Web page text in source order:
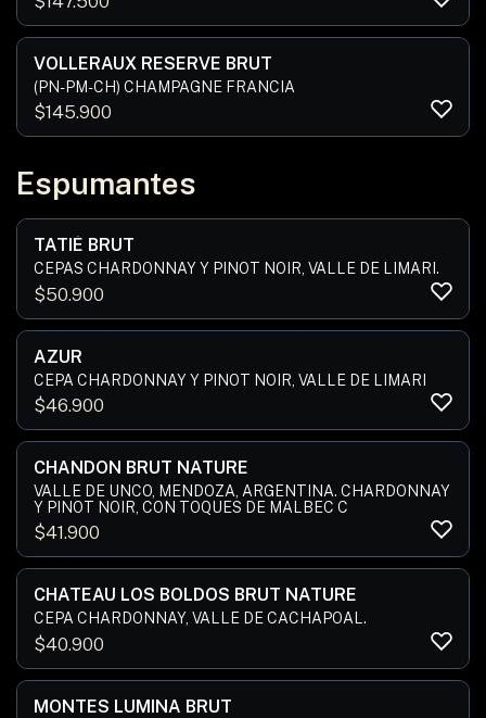
VOLLERAUX RESERVE BRUT
(PN-PM-CH) CHAMPAGNE FRANCIA
$145.900
Espumantes
TATIÉ BRUT
CEPAS CHARDONNAY Y PINOT NOIR, VALLE DE LIMARI.
$50.900
AZUR
CEPA CHARDONNAY Y PINOT NOIR, VALLE DE LIMARI
$46.900
CHANDON BRUT NATURE
VALLE DE UNCO, MENDOZA, ARGENTINA. CHARDONNAY
Y PINOT NOIR, CON TOQUES DE MALBEC C
$41.900
CHATEAU LOS BOLDOS BRUT NATURE
CEPA CHARDONNAY, VALLE DE CACHAPOAL.
$40.900
MONTES LUMINA BRUT